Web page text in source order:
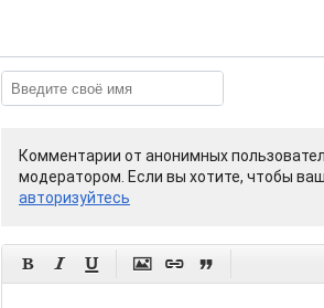
Комментарии от анонимных
модератором. Если вы хотите, чтобы
авторизуйтесь
     